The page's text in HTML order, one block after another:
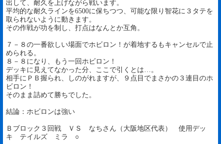
出して、耐久を上げながら戦います。
平均的な耐久ラインを6500に保ちつつ、可能な限り智花に３タテを
取られないように動きます。
その作戦が功を制し、打点はなんとか互角。
７－８の一番欲しい場面でホビロン！が着地するもキャンセルで止
められる。
８－８になり、もう一回ホビロン！
デッキに見えてなかった分、ここで引くとは…。
相手にＰＢ握られ、しのがれますが、９点目でまさかの３連目のホ
ビロン！
そのまま詰めて勝ちでした。
結論：ホビロンは強い
Ｂブロック３回戦 ＶＳ なちさん（大阪地区代表） 使用デッ
キ テイルズ ミラ ○